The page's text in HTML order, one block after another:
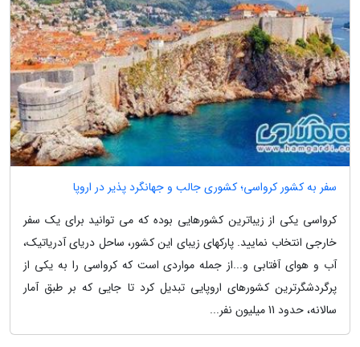
سفر به کشور کرواسی؛ کشوری جالب و جهانگرد پذیر در اروپا
کرواسی یکی از زیباترین کشورهایی بوده که می توانید برای یک سفر
خارجی انتخاب نمایید. پارکهای زیبای این کشور، ساحل دریای آدریاتیک،
آب و هوای آفتابی و...از جمله مواردی است که کرواسی را به یکی از
پرگردشگرترین کشورهای اروپایی تبدیل کرد تا جایی که بر طبق آمار
سالانه، حدود 11 میلیون نفر...